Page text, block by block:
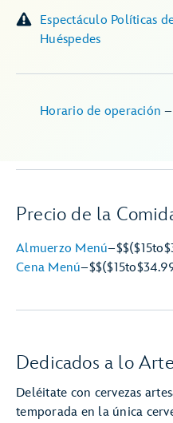
Espectáculo Políticas de Seguridad, Accesibilidad y
Huéspedes
Horario de operación–
Precio de la
Almuerzo Menú–$$($15to
Cena Menú–$$($15to
Dedicados a lo
Deléitate con cervezas
temporada en la única